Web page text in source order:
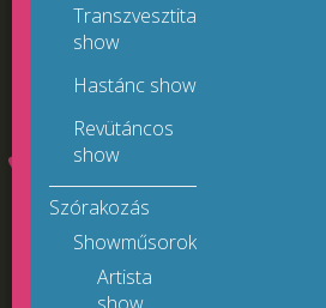
Transzvesztita
show
Hastánc show
Revütáncos
show
Szórakozás
Showműsorok
Artista